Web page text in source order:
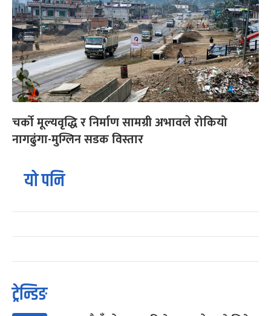
चर्को मूल्यवृद्धि र निर्माण सामग्री अभावले रोकियो
नागढुंगा-मुग्लिन सडक विस्तार
यो पनि
ट्रेन्डिङ